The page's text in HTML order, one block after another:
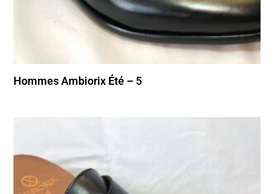
Hommes Ambiorix Été – 5